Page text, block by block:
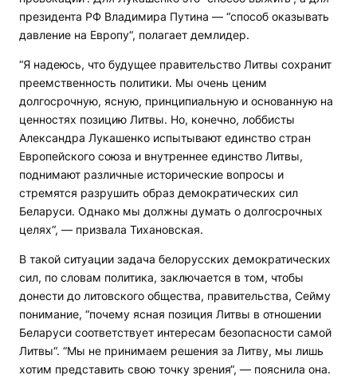
президента РФ Владимира Путина — “способ оказывать
давление на Европу“, полагает демлидер.
“Я надеюсь, что будущее правительство Литвы сохранит
преемственность политики. Мы очень ценим
долгосрочную, ясную, принципиальную и основанную на
ценностях позицию Литвы. Но, конечно, лоббисты
Александра Лукашенко испытывают единство стран
Европейского союза и внутреннее единство Литвы,
поднимают различные исторические вопросы и
стремятся разрушить образ демократических сил
Беларуси. Однако мы должны думать о долгосрочных
целях“, — призвала Тихановская.
В такой ситуации задача белорусских демократических
сил, по словам политика, заключается в том, чтобы
донести до литовского общества, правительства, Сейму
понимание, “почему ясная позиция Литвы в отношении
Беларуси соответствует интересам безопасности самой
Литвы“. “Мы не принимаем решения за Литву, мы лишь
хотим представить свою точку зрения“, — пояснила она.